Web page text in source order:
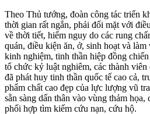
Theo Thủ tướng, đoàn công tác triển
thời gian rất ngắn, phải đối mặt với
về thời tiết, hiểm nguy do các rung
quán, điều kiện ăn, ở, sinh hoạt và
kinh nghiệm, tinh thần hiệp đồng
tổ chức kỷ luật nghiêm, các thành viên
đã phát huy tinh thần quốc tế cao cả,
phẩm chất cao đẹp của lực lượng vũ
sẵn sàng dấn thân vào vùng thảm
phối hợp tìm kiếm cứu nạn, cứu hộ.